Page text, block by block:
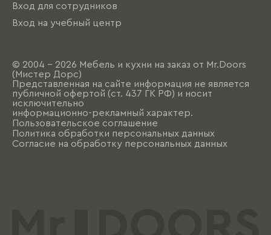
Вход для сотрудников
Вход на учебный центр
© 2004 - 2026 Мебель и кухни на заказ от Mr.Doors
(Мистер Дорс)
Представленная на сайте информация не является
публичной офертой (ст. 437 ГК РФ) и носит
исключительно
информационно-рекламный характер.
Пользовательское соглашение
Политика обработки персональных данных
Согласие на обработку персональных данных